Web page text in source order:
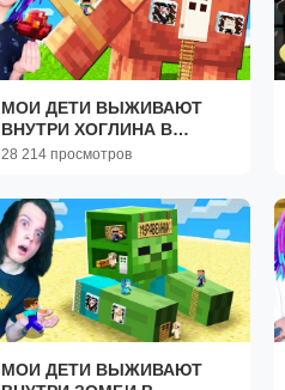
МОИ ДЕТИ ВЫЖИВАЮТ
ВНУТРИ ХОГЛИНА В
МАЙНКРАФТ!
28 214 просмотров
МОИ ДЕТИ ВЫЖИВАЮТ